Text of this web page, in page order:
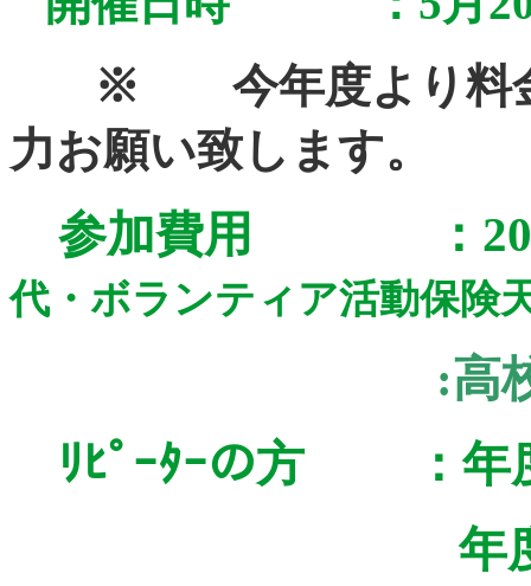
※ 今年度より料金
力お願い致します。
参加費用 ：
代・ボランティア活動保険
:高
ﾘﾋﾟｰﾀｰの方 ：
年度2回目